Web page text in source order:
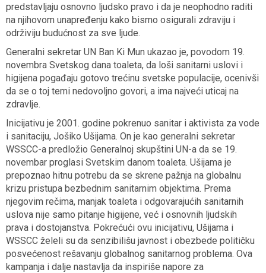
predstavljaju osnovno ljudsko pravo i da je neophodno raditi
na njihovom unapređenju kako bismo osigurali zdraviju i
održiviju budućnost za sve ljude.
Generalni sekretar UN Ban Ki Mun ukazao je, povodom 19.
novembra Svetskog dana toaleta, da loši sanitarni uslovi i
higijena pogađaju gotovo trećinu svetske populacije, ocenivši
da se o toj temi nedovoljno govori, a ima najveći uticaj na
zdravlje.
Inicijativu je 2001. godine pokrenuo sanitar i aktivista za vode
i sanitaciju, Jošiko Ušijama. On je kao generalni sekretar
WSSCC-a predložio Generalnoj skupštini UN-a da se 19.
novembar proglasi Svetskim danom toaleta. Ušijama je
prepoznao hitnu potrebu da se skrene pažnja na globalnu
krizu pristupa bezbednim sanitarnim objektima. Prema
njegovim rečima, manjak toaleta i odgovarajućih sanitarnih
uslova nije samo pitanje higijene, već i osnovnih ljudskih
prava i dostojanstva. Pokrećući ovu inicijativu, Ušijama i
WSSCC želeli su da senzibilišu javnost i obezbede političku
posvećenost rešavanju globalnog sanitarnog problema. Ova
kampanja i dalje nastavlja da inspiriše napore za